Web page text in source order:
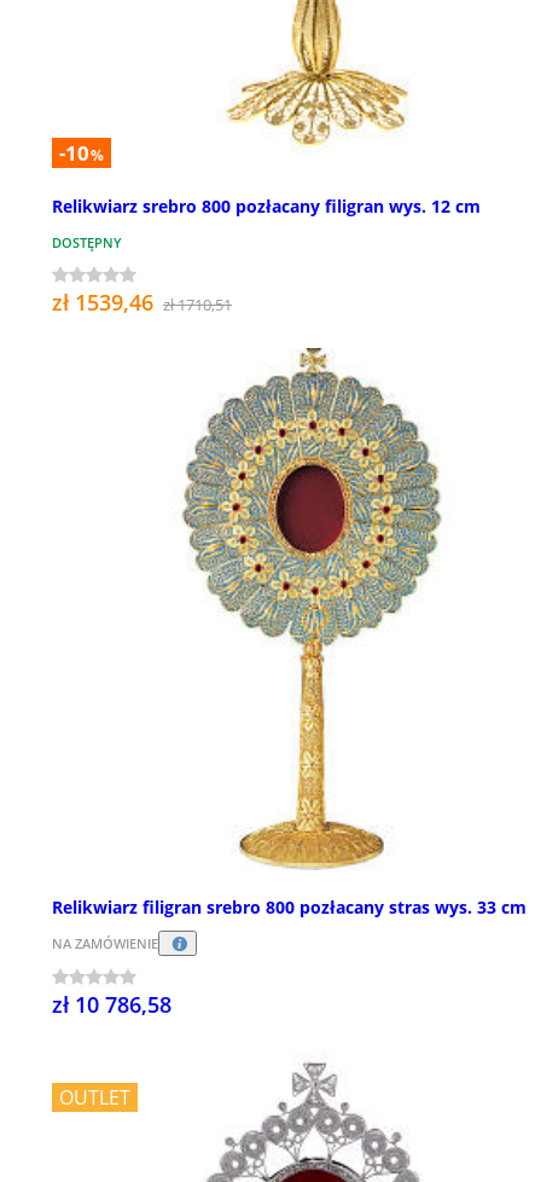
-10%
Relikwiarz srebro 800 pozłacany filigran wys. 12 cm
DOSTĘPNY
zł 1539,46 zł 1710,51
Relikwiarz filigran srebro 800 pozłacany stras wys. 33 cm
NA ZAMÓWIENIE
zł 10 786,58
OUTLET